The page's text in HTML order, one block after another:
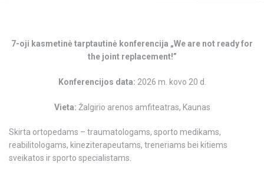
7-oji kasmetinė tarptautinė konferencija „We are not ready for
the joint replacement!”
Konferencijos data: 2026 m. kovo 20 d.
Vieta: Žalgirio arenos amfiteatras, Kaunas
Skirta ortopedams – traumatologams, sporto medikams,
reabilitologams, kineziterapeutams, treneriams bei kitiems
sveikatos ir sporto specialistams.